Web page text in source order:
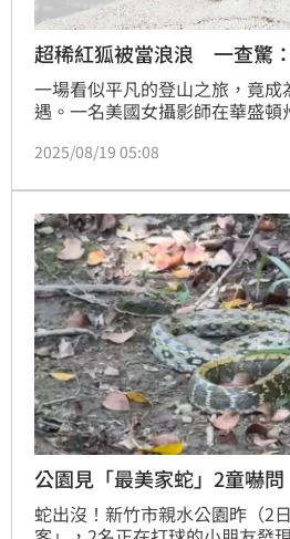
超稀紅狐被當浪浪 一查驚
一場看似平凡的登山之旅，竟
遇。一名美國女攝影師在華盛
路。然而，當她走近一看，卻發
的竟是全球僅剩不到50隻、極
（Cascade red fox），讓她又
顯示有效族群僅約16隻，保育
2025/08/19 05:08
公園見「最美家蛇」2童嚇問
蛇出沒！新竹市親水公園昨（2